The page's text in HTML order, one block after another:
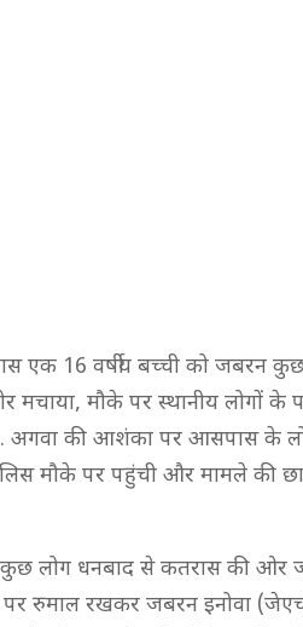
एक 16 वर्षीय बच्ची को जबरन
मचाया, मौके पर स्थानीय लोगों
अगवा की आशंका पर आसपास के
मौके पर पहुंची और मामले की
कुछ लोग धनबाद से कतरास की ओर
रुमाल रखकर जबरन इनोवा